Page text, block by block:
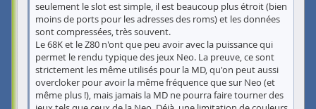
seulement le slot est simple, il est beaucoup plus étroit (bien
moins de ports pour les adresses des roms) et les données
sont compressées, très souvent.
Le 68K et le Z80 n'ont que peu avoir avec la puissance qui
permet le rendu typique des jeux Neo. La preuve, ce sont
strictement les même utilisés pour la MD, qu'on peut aussi
overcloker pour avoir la même fréquence que sur Neo (et
même plus !), mais jamais la MD ne pourra faire tourner des